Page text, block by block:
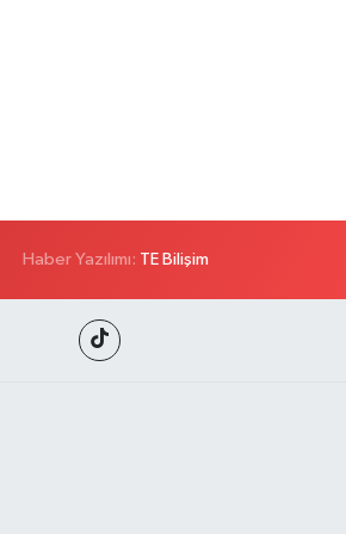
Haber Yazılımı: TE Bilişim